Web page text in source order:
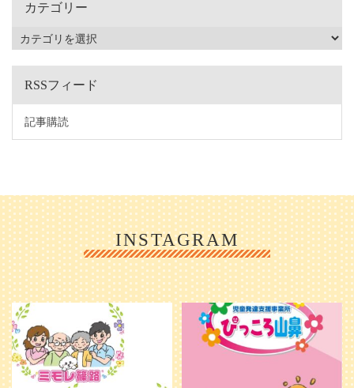
カテゴリー
RSSフィード
記事購読
INSTAGRAM
利用者様やご家族の皆さまに、親し
みや温かさが伝わるようなデザイン
を目指し、ミモレのイラストを新し
く作...
20 0
＼ 2026年6月1日 OPEN ／
...
25 0